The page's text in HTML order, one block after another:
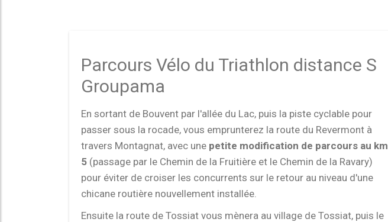
Parcours Vélo du Triathlon distance S
Groupama
En sortant de Bouvent par l'allée du Lac, puis la piste cyclable pour
passer sous la rocade, vous emprunterez la route du Revermont à
travers Montagnat, avec une petite modification de parcours au km
5 (passage par le Chemin de la Fruitière et le Chemin de la Ravary)
pour éviter de croiser les concurrents sur le retour au niveau d'une
chicane routière nouvellement installée.
Ensuite la route de Tossiat vous mènera au village de Tossiat, puis le